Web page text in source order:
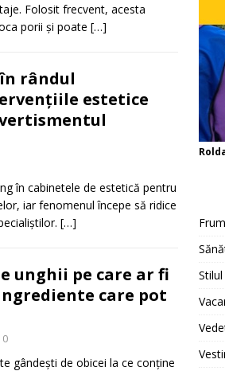
Folosit frecvent, acesta
porii și poate […]
rândul
estetice
în cabinetele de estetică pentru
iar fenomenul începe să ridice
[…]
unghii pe care ar fi
care pot
0
gândești de obicei la ce conține